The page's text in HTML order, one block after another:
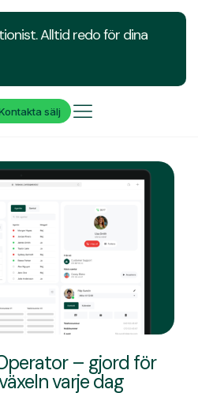
Alltid redo för dina
sälj
– gjord för
varje dag